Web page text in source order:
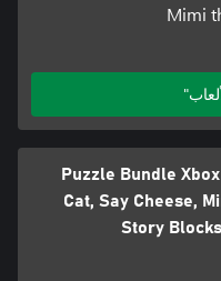
Mimi
Puzzle Bundle
Cat, Say Cheese,
Story